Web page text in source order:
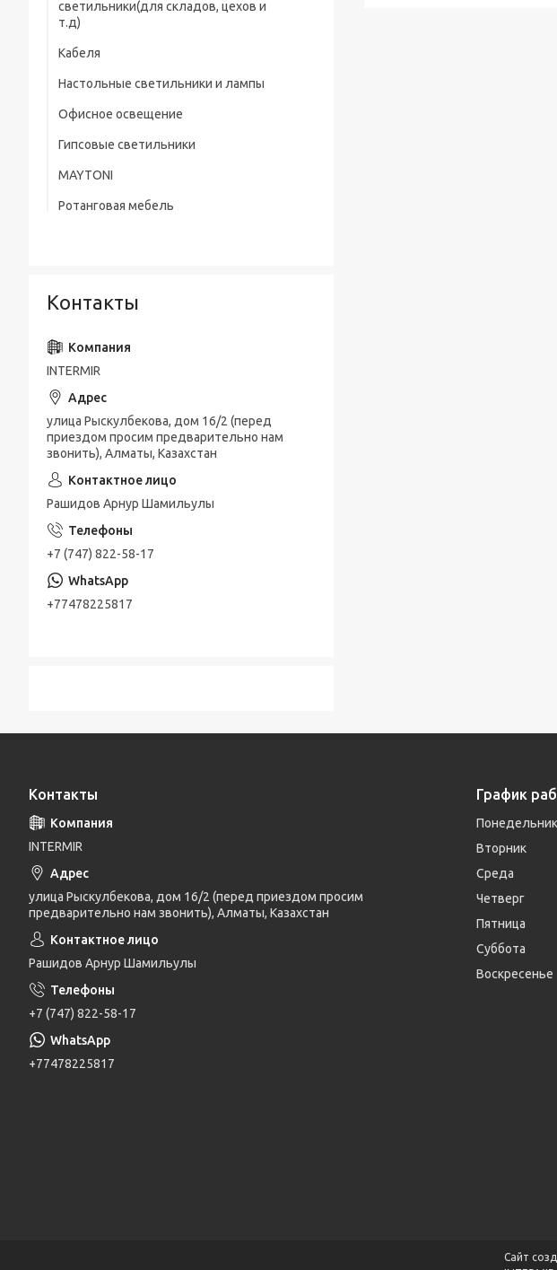
светильники(для складов, цехов и
т.д)
Кабеля
Настольные светильники и лампы
Офисное освещение
Гипсовые светильники
MAYTONI
Ротанговая мебель
Контакты
INTERMIR
улица Рыскулбекова, дом 16/2 (перед
приездом просим предварительно нам
звонить), Алматы, Казахстан
Рашидов Арнур Шамильулы
+7 (747) 822-58-17
+77478225817
Контакты
INTERMIR
улица Рыскулбекова, дом 16/2 (перед приездом просим
предварительно нам звонить), Алматы, Казахстан
Рашидов Арнур Шамильулы
+7 (747) 822-58-17
+77478225817
График
Понедельник
Вторник
Среда
Четверг
Пятница
Суббота
Воскресенье
Сайт